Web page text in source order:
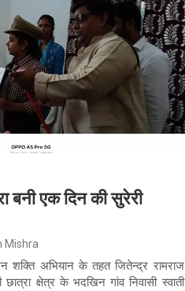
बनी एक दिन की सुरेरी
Mishra
शक्ति अभियान के तहत जितेन्द्र रामराज
क्षेत्र के भदखिन गांव निवासी स्वाती